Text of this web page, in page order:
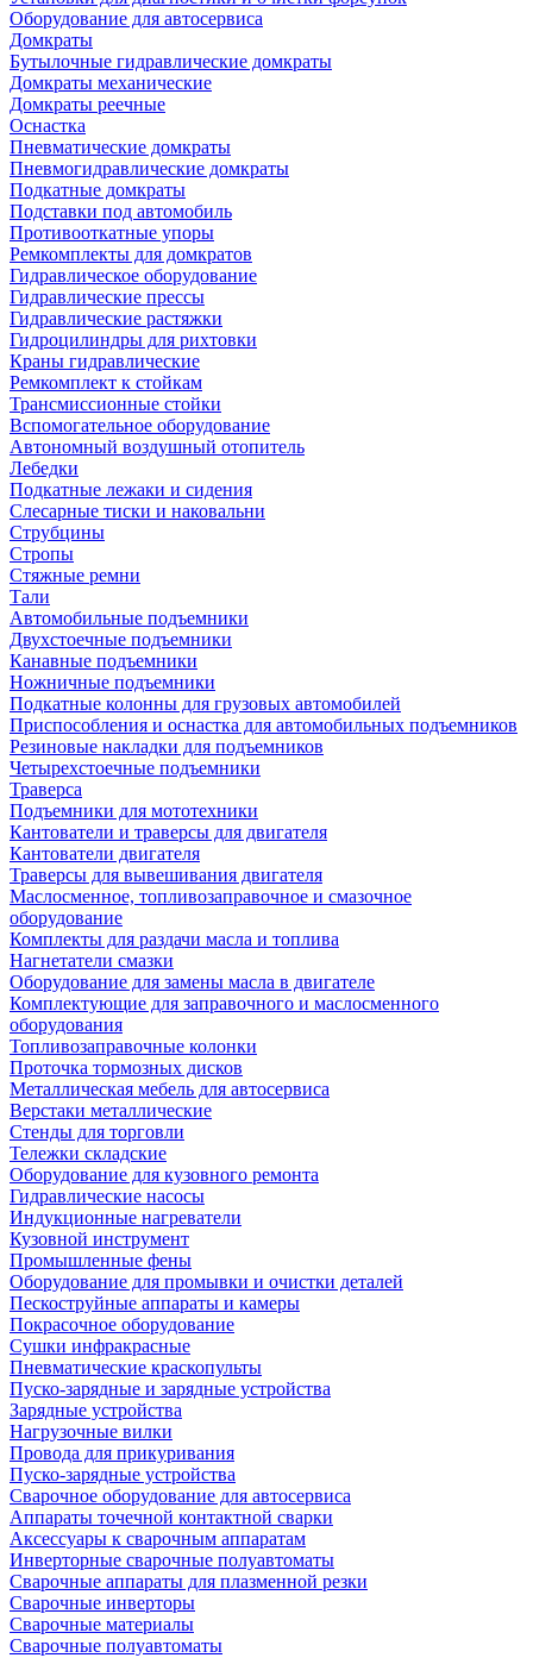
Оборудование для автосервиса
Домкраты
Бутылочные гидравлические домкраты
Домкраты механические
Домкраты реечные
Оснастка
Пневматические домкраты
Пневмогидравлические домкраты
Подкатные домкраты
Подставки под автомобиль
Противооткатные упоры
Ремкомплекты для домкратов
Гидравлическое оборудование
Гидравлические прессы
Гидравлические растяжки
Гидроцилиндры для рихтовки
Краны гидравлические
Ремкомплект к стойкам
Трансмиссионные стойки
Вспомогательное оборудование
Автономный воздушный отопитель
Лебедки
Подкатные лежаки и сидения
Слесарные тиски и наковальни
Струбцины
Стропы
Стяжные ремни
Тали
Автомобильные подъемники
Двухстоечные подъемники
Канавные подъемники
Ножничные подъемники
Подкатные колонны для грузовых автомобилей
Приспособления и оснастка для автомобильных подъемников
Резиновые накладки для подъемников
Четырехстоечные подъемники
Траверса
Подъемники для мототехники
Кантователи и траверсы для двигателя
Кантователи двигателя
Траверсы для вывешивания двигателя
Маслосменное, топливозаправочное и смазочное
оборудование
Комплекты для раздачи масла и топлива
Нагнетатели смазки
Оборудование для замены масла в двигателе
Комплектующие для заправочного и маслосменного
оборудования
Топливозаправочные колонки
Проточка тормозных дисков
Металлическая мебель для автосервиса
Верстаки металлические
Стенды для торговли
Тележки складские
Оборудование для кузовного ремонта
Гидравлические насосы
Индукционные нагреватели
Кузовной инструмент
Промышленные фены
Оборудование для промывки и очистки деталей
Пескоструйные аппараты и камеры
Покрасочное оборудование
Сушки инфракрасные
Пневматические краскопульты
Пуско-зарядные и зарядные устройства
Зарядные устройства
Нагрузочные вилки
Провода для прикуривания
Пуско-зарядные устройства
Сварочное оборудование для автосервиса
Аппараты точечной контактной сварки
Аксессуары к сварочным аппаратам
Инверторные сварочные полуавтоматы
Сварочные аппараты для плазменной резки
Сварочные инверторы
Сварочные материалы
Сварочные полуавтоматы